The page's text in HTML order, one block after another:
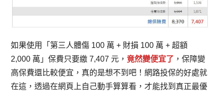
如果使用「第三人體傷 100 萬 + 財損 100 萬 + 超額
2,000 萬」保費只要繳 7,407 元，竟然變便宜了 ，保障變
高保費還比較便宜，真的是想不到吧！網路投保的好處就
在這，透過在網頁上自己動手算算看，才能找到真正最優